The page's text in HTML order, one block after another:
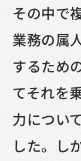
その中で
業務の属
するため
てそれを
力につい
した。し